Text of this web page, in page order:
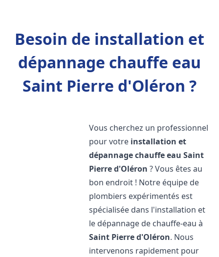
Besoin de installation et
dépannage chauffe eau
Saint Pierre d'Oléron ?
Vous cherchez un professionnel
pour votre installation et
dépannage chauffe eau Saint
Pierre d'Oléron ? Vous êtes au
bon endroit ! Notre équipe de
plombiers expérimentés est
spécialisée dans l'installation et
le dépannage de chauffe-eau à
Saint Pierre d'Oléron. Nous
intervenons rapidement pour